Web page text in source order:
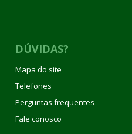
DÚVIDAS?
Mapa do site
Telefones
Perguntas frequentes
Fale conosco